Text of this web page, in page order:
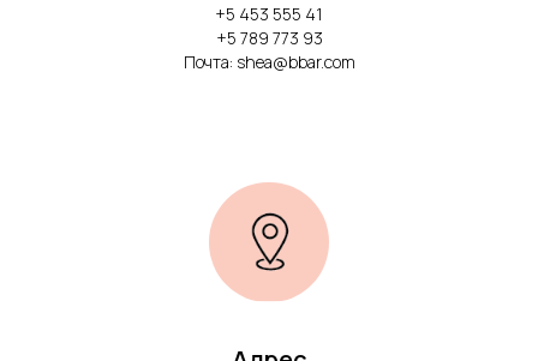
+5 453 555 41
+5 789 773 93
Почта: shea@bbar.com